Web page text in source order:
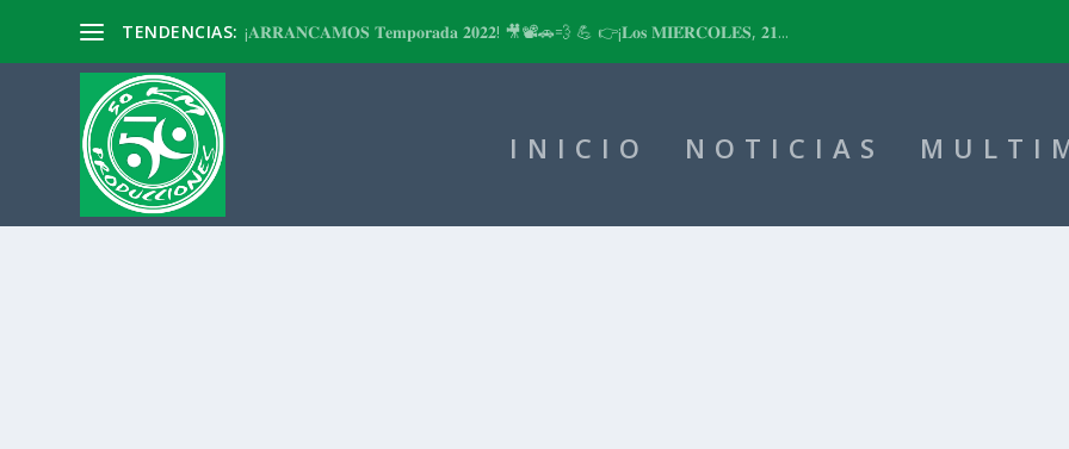
TENDENCIAS: ¡𝐀𝐑𝐑𝐀𝐍𝐂𝐀𝐌𝐎𝐒 𝐓𝐞𝐦𝐩𝐨𝐫𝐚𝐝𝐚 𝟐𝟎𝟐𝟐! 🎥📽🚗💨 💪 👉¡𝐋𝐨𝐬 𝐌𝐈𝐄́𝐑𝐂𝐎𝐋𝐄𝐒, 𝟐𝟏...
INICIO NOTICIAS